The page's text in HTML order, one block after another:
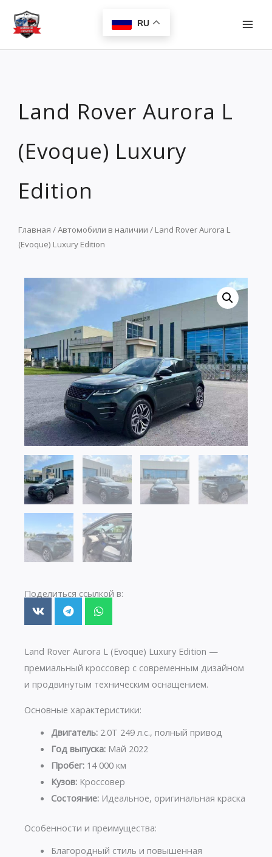
Перейти
содержимому
RU
Land Rover Aurora L
(Evoque) Luxury
Edition
Главная /Автомобили в наличии / Land Rover Aurora L
(Evoque) Luxury Edition
Поделиться ссылкой в:
Land Rover Aurora L (Evoque) Luxury Edition —
премиальный кроссовер с современным дизайном
и продвинутым техническим оснащением.
Основные характеристики:
Двигатель:2.0T 249 л.с., полный привод
Год выпуска:Май 2022
Пробег:14 000 км
Кузов:Кроссовер
Состояние:Идеальное, оригинальная краска
Особенности и преимущества:
Благородный стиль и повышенная